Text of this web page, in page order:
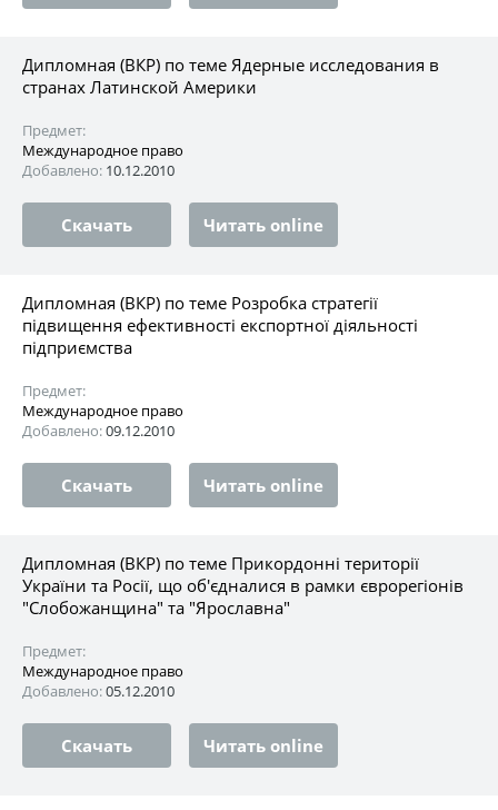
Дипломная (ВКР) по теме Ядерные исследования в
странах Латинской Америки
Предмет:
Международное право
Добавлено: 10.12.2010
Скачать Читать online
Дипломная (ВКР) по теме Розробка стратегії
підвищення ефективності експортної діяльності
підприємства
Предмет:
Международное право
Добавлено:09.12.2010
Скачать Читать online
Дипломная (ВКР) по теме Прикордонні території
України та Росії, що об'єдналися в рамки єврорегіонів
"Слобожанщина" та "Ярославна"
Предмет:
Международное право
Добавлено:05.12.2010
Скачать Читать online